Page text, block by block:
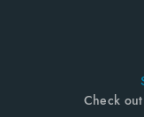
Check